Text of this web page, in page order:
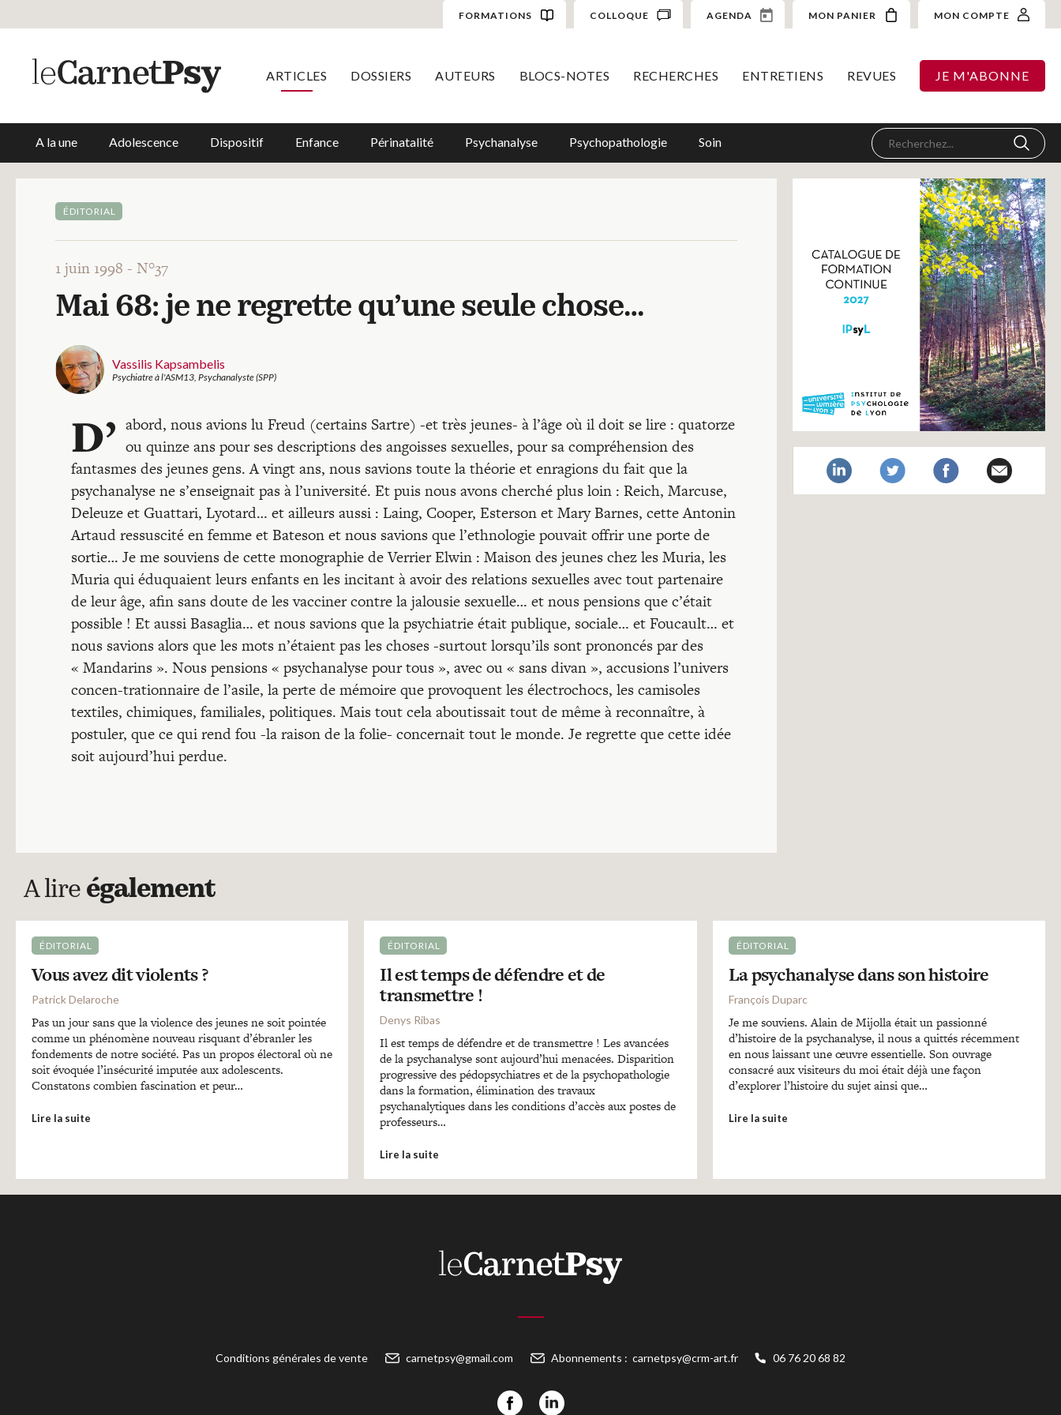
FORMATIONS COLLOQUE AGENDA MON PANIER MON COMPTE
ARTICLES DOSSIERS AUTEURS BLOCS-NOTES RECHERCHES ENTRETIENS REVUES JE M'ABONNE
A la une Adolescence Dispositif Enfance Périnatalité Psychanalyse Psychopathologie Soin
ÉDITORIAL
1 juin 1998 - N°37
Mai 68: je ne regrette qu’une seule chose…
Vassilis Kapsambelis
Psychiatre à l'ASM13, Psychanalyste (SPP)
D’ abord, nous avions lu Freud (certains Sartre) -et très jeunes- à l’âge où il doit se lire : quatorze
ou quinze ans pour ses descriptions des angoisses sexuelles, pour sa compréhension des
fantasmes des jeunes gens. A vingt ans, nous savions toute la théorie et enragions du fait que la
psychanalyse ne s’enseignait pas à l’université. Et puis nous avons cherché plus loin : Reich, Marcuse,
Deleuze et Guattari, Lyotard… et ailleurs aussi : Laing, Cooper, Esterson et Mary Barnes, cette Antonin
Artaud ressuscité en femme et Bateson et nous savions que l’ethnologie pouvait offrir une porte de
sortie… Je me souviens de cette monographie de Verrier Elwin : Maison des jeunes chez les Muria, les
Muria qui éduquaient leurs enfants en les incitant à avoir des relations sexuelles avec tout partenaire
de leur âge, afin sans doute de les vacciner contre la jalousie sexuelle… et nous pensions que c’était
possible ! Et aussi Basaglia… et nous savions que la psychiatrie était publique, sociale… et Foucault… et
nous savions alors que les mots n’étaient pas les choses -surtout lorsqu’ils sont prononcés par des
« Mandarins ». Nous pensions « psychanalyse pour tous », avec ou « sans divan », accusions l’univers
concen-trationnaire de l’asile, la perte de mémoire que provoquent les électrochocs, les camisoles
textiles, chimiques, familiales, politiques. Mais tout cela aboutissait tout de même à reconnaître, à
postuler, que ce qui rend fou -la raison de la folie- concernait tout le monde. Je regrette que cette idée
soit aujourd’hui perdue.
A lire également
ÉDITORIAL
Vous avez dit violents ?
Patrick Delaroche
Pas un jour sans que la violence des jeunes ne soit pointée
comme un phénomène nouveau risquant d’ébranler les
fondements de notre société. Pas un propos électoral où ne
soit évoquée l’insécurité imputée aux adolescents.
Constatons combien fascination et peur…
Lire la suite
ÉDITORIAL
Il est temps de défendre et de
transmettre !
Denys Ribas
Il est temps de défendre et de transmettre ! Les avancées
de la psychanalyse sont aujourd’hui menacées. Disparition
progressive des pédopsychiatres et de la psychopathologie
dans la formation, élimination des travaux
psychanalytiques dans les conditions d’accès aux postes de
professeurs…
Lire la suite
ÉDITORIAL
La psychanalyse dans son histoire
François Duparc
Je me souviens. Alain de Mijolla était un passionné
d’histoire de la psychanalyse, il nous a quittés récemment
en nous laissant une œuvre essentielle. Son ouvrage
consacré aux visiteurs du moi était déjà une façon
d’explorer l’histoire du sujet ainsi que…
Lire la suite
Conditions générales de vente carnetpsy@gmail.com Abonnements : carnetpsy@crm-art.fr 06 76 20 68 82